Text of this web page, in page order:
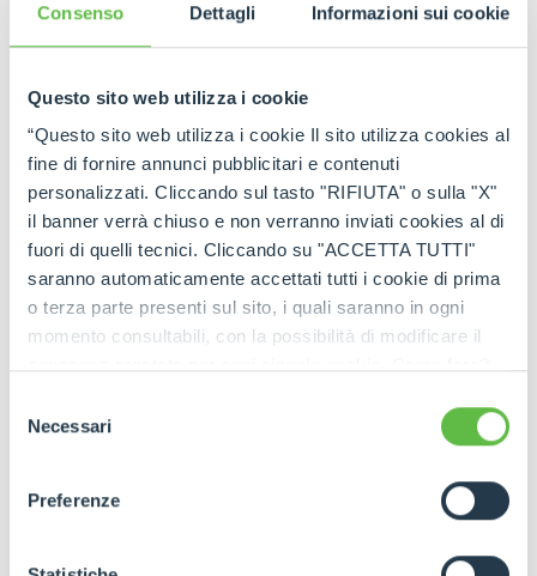
Consenso Dettagli Informazioni sui cookie
Questo sito web utilizza i cookie
“Questo sito web utilizza i cookie Il sito utilizza cookies al
fine di fornire annunci pubblicitari e contenuti
personalizzati. Cliccando sul tasto "RIFIUTA" o sulla "X"
il banner verrà chiuso e non verranno inviati cookies al di
fuori di quelli tecnici. Cliccando su "ACCETTA TUTTI"
saranno automaticamente accettati tutti i cookie di prima
o terza parte presenti sul sito, i quali saranno in ogni
momento consultabili, con la possibilità di modificare il
ogni pagina, selezionare "Modifichi il suo consenso" e
dell'informativa completa nel footer presente in ogni
pagina. Per esercitare i diritti riconosciuti all'interessato ai
GDPR abbiamo predisposto una
apposita procedura.
delNecessari
Preferenze